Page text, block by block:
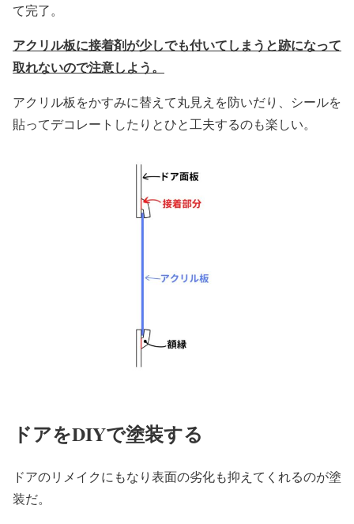
て完了。
アクリル板に接着剤が少しでも付いてしまうと跡になって
取れないので注意しよう。
アクリル板をかすみに替えて丸見えを防いだり、シールを
貼ってデコレートしたりとひと工夫するのも楽しい。
ドアをDIYで塗装する
ドアのリメイクにもなり表面の劣化も抑えてくれるのが塗
装だ。